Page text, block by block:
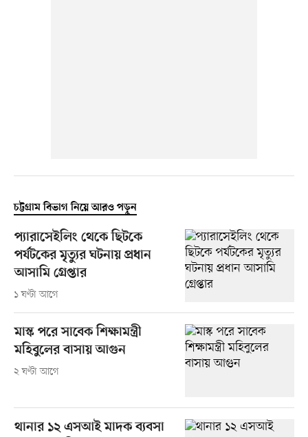
চট্টগ্রাম বিভাগ নিয়ে আরও পড়ুন
প্যারাসেইলিং থেকে ছিটকে
পর্যটকের মৃত্যুর ঘটনায় প্রধান
আসামি গ্রেপ্তার
১ ঘণ্টা আগে
মাস্ক পরে সাবেক শিক্ষামন্ত্রী
মহিবুলের বাসায় আগুন
২ ঘণ্টা আগে
থানার ১২ এসআই মাদক ব্যবসা